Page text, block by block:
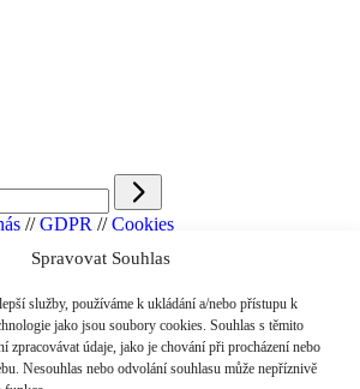
Spravovat Souhlas
služby, používáme k ukládání a/nebo přístupu k
jako jsou soubory cookies. Souhlas s těmito
zpracovávat údaje, jako je chování při procházení nebo
Nesouhlas nebo odvolání souhlasu může nepříznivě
// GDPR // Cookies